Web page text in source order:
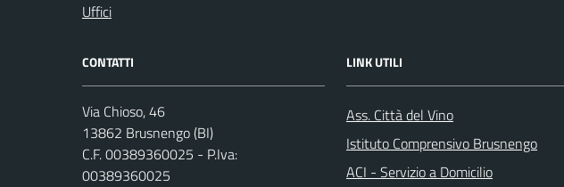
Uffici
CONTATTI
Via Chioso, 46
13862 Brusnengo (BI)
C.F. 00389360025 - P.Iva:
00389360025
LINK UTILI
Ass. Città del Vino
Istituto Comprensivo Brusnengo
ACI - Servizio a Domicilio